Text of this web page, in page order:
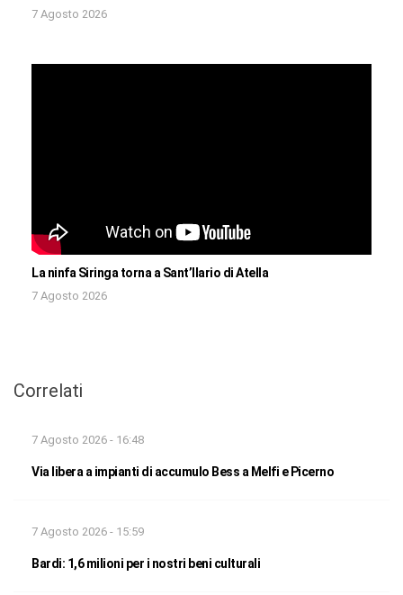
7 Agosto 2026
La ninfa Siringa torna a Sant’Ilario di Atella
7 Agosto 2026
Correlati
7 Agosto 2026 - 16:48
Via libera a impianti di accumulo Bess a Melfi e Picerno
7 Agosto 2026 - 15:59
Bardi: 1,6 milioni per i nostri beni culturali